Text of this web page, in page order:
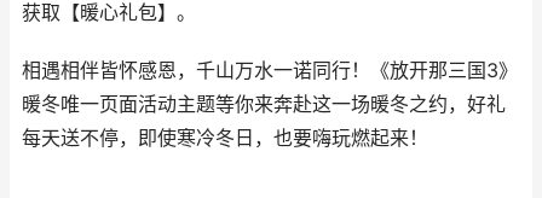
获取【暖心礼包】。
相遇相伴皆怀感恩，千山万水一诺同行！《放开那三国3》
暖冬唯一页面活动主题等你来奔赴这一场暖冬之约，好礼
每天送不停，即使寒冷冬日，也要嗨玩燃起来！